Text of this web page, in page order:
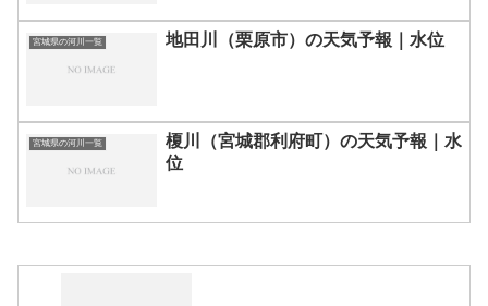
宮城県の河川一覧 地田川（栗原市）の天気予報｜水位
宮城県の河川一覧
榎川（宮城郡利府町）の天気予報｜水
位